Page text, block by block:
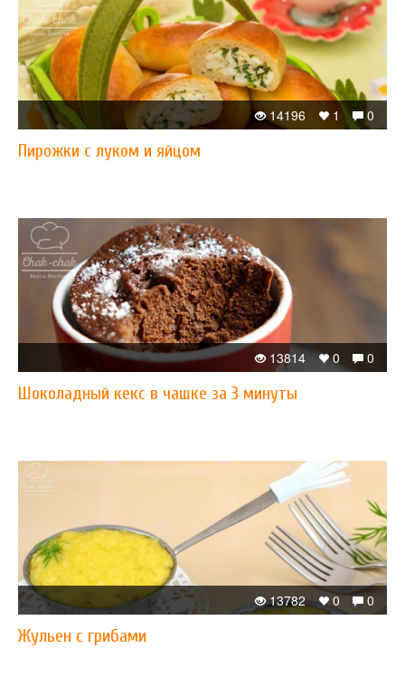
0
1
14196
Пирожки с луком и яйцом
0
0
13814
Шоколадный кекс в чашке за 3 минуты
0
0
13782
Жульен с грибами